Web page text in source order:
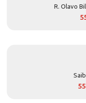
R. Olavo